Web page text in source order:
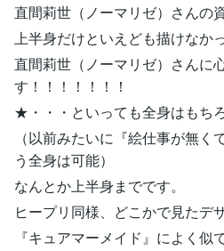
直間莉世（ノーマリゼ）さんの
上半身だけといえども描けなか
直間莉世（ノーマリゼ）さんに
す！！！！！！！
★・・・といっても全身はもち
（以前みたいに『絵仕事が無く
う全身は可能）
なんとか上半身までです。
ヒープリ同様、どこかで見たデ
『キュアマーメイド』によく似